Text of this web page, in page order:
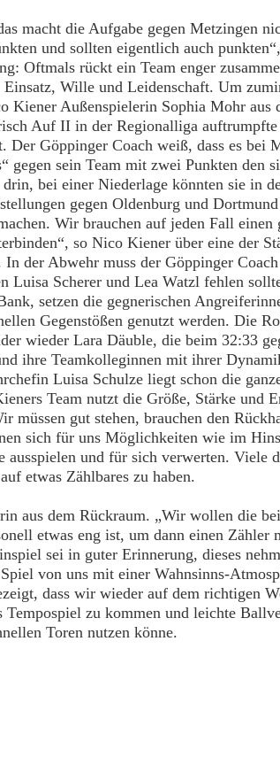
macht die Aufgabe gegen Metzingen
und sollten eigentlich auch
Oftmals rückt ein Team enger
Wille und Leidenschaft. Um
Kiener Außenspielerin Sophia Mohr aus
Auf II in der Regionalliga
Der Göppinger Coach weiß, dass es bei
gegen sein Team mit zwei Punkten den
bei einer Niederlage könnten sie in
gegen Oldenburg und
Wir brauchen auf jeden Fall einen
so Nico Kiener über eine der
der Abwehr muss der Göppinger
Luisa Scherer und Lea Watzl fehlen
setzen die gegnerischen
Gegenstößen genutzt werden. Die
wieder Lara Däuble, die beim 32:33
ihre Teamkolleginnen mit ihrer
Luisa Schulze liegt schon die
Team nutzt die Größe, Stärke und
müssen gut stehen, brauchen den
sich für uns Möglichkeiten wie im
und für sich verwerten. Viele
etwas Zählbares zu haben.
aus dem Rückraum. „Wir wollen die
etwas eng ist, um dann einen Zähler
sei in guter Erinnerung, dieses
von uns mit einer Wahnsinns-
dass wir wieder auf dem richtigen
zu kommen und leichte
Toren nutzen könne.